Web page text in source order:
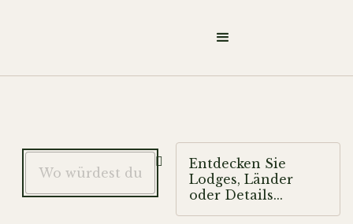

Entdecken Sie
Lodges, Länder
oder Details...